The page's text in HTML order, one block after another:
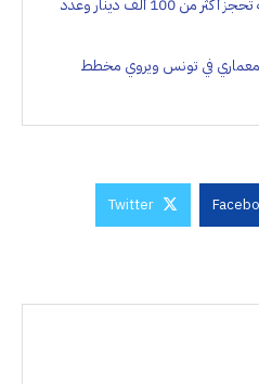
جبل الجلود : الشرطة العدلية تحجز أكثر من 100 ألف دينار وعدد
في تونس ويروي مخطط
Twitter